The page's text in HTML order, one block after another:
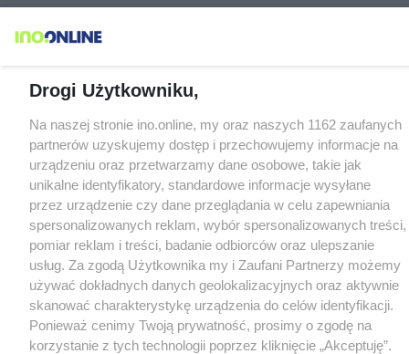
Drogi Użytkowniku,
Na naszej stronie ino.online, my oraz naszych 1162 zaufanych
partnerów uzyskujemy dostęp i przechowujemy informacje na
urządzeniu oraz przetwarzamy dane osobowe, takie jak
unikalne identyfikatory, standardowe informacje wysyłane
przez urządzenie czy dane przeglądania w celu zapewniania
spersonalizowanych reklam, wybór spersonalizowanych treści,
pomiar reklam i treści, badanie odbiorców oraz ulepszanie
usług. Za zgodą Użytkownika my i Zaufani Partnerzy możemy
używać dokładnych danych geolokalizacyjnych oraz aktywnie
skanować charakterystykę urządzenia do celów identyfikacji.
Ponieważ cenimy Twoją prywatność, prosimy o zgodę na
korzystanie z tych technologii poprzez kliknięcie „Akceptuję”.